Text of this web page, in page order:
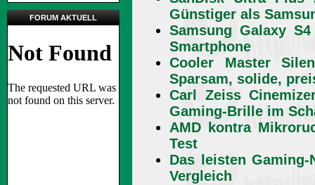
FORUM AKTUELL
Günstiger als
Samsung Galaxy
Smartphone
Cooler Master
Sparsam, solide,
Carl Zeiss
Gaming-Brille im
AMD kontra
Test
Das leisten
Vergleich